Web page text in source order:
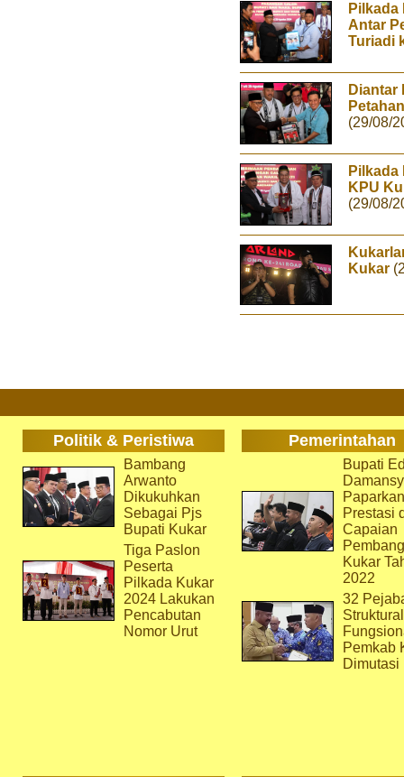
Antar
Turiadi
Diantar
(29/08/
Pilkada
KPU
(29/08/
Kukar
Politik & Peristiwa Pemerintahan
Bambang
Arwanto
Dikukuhkan
Sebagai Pjs
Bupati Kukar
Tiga Paslon
Peserta
Pilkada Kukar
2024 Lakukan
Pencabutan
Nomor Urut
Bupati
Paparkan
Prestasi
Capaian
Kukar
2022
32
Pemkab
Dimutasi